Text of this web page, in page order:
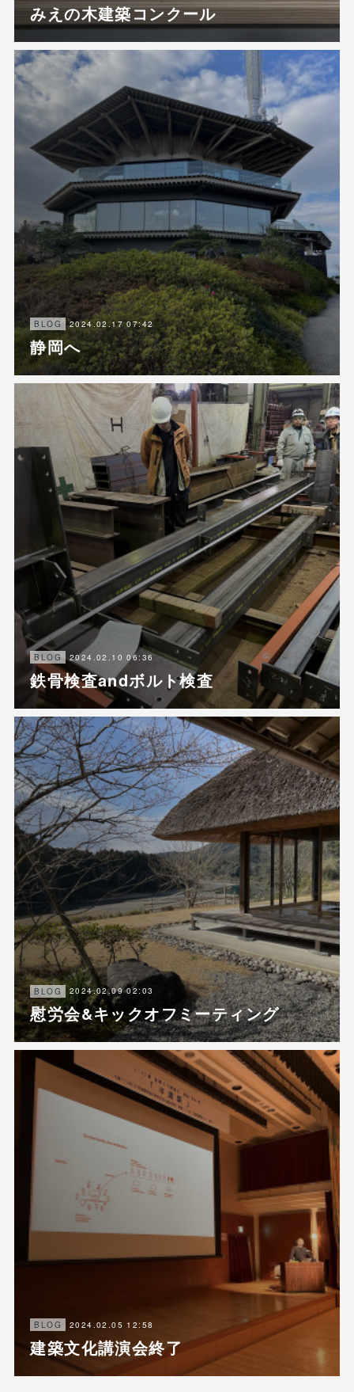
みえの木建築コンクール
BLOG 2024.02.17 07:42
静岡へ
BLOG 2024.02.10 06:36
鉄骨検査andボルト検査
BLOG 2024.02.09 02:03
慰労会&キックオフミーティング
BLOG 2024.02.05 12:58
建築文化講演会終了